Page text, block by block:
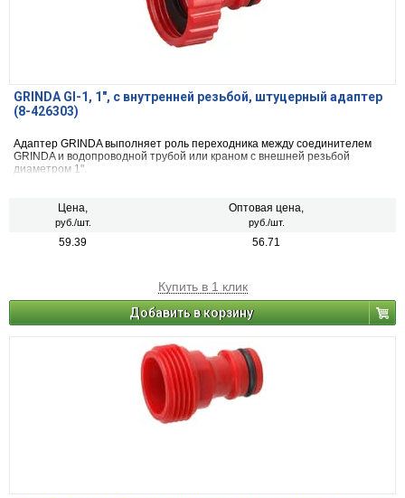
GRINDA GI-1, 1″, с внутренней резьбой, штуцерный адаптер
(8-426303)
Адаптер GRINDA выполняет роль переходника между соединителем
GRINDA и водопроводной трубой или краном с внешней резьбой
диаметром 1".
Цена,
руб./шт.
Оптовая цена,
руб./шт.
59.39 56.71
Купить в 1 клик
Добавить в корзину